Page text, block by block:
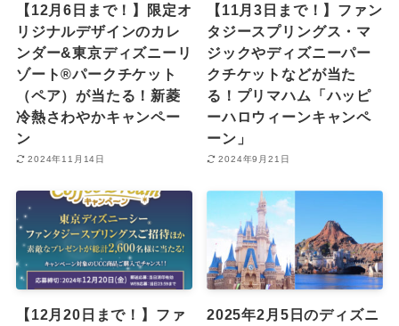
【12月6日まで！】限定オ
リジナルデザインのカレ
ンダー&東京ディズニーリ
ゾート®︎パークチケット
（ペア）が当たる！新菱
冷熱さわやかキャンペー
ン
2024年11月14日
【11月3日まで！】ファン
タジースプリングス・マ
ジックやディズニーパー
クチケットなどが当た
る！プリマハム「ハッピ
ーハロウィーンキャンペ
ーン」
2024年9月21日
【12月20日まで！】ファ
2025年2月5日のディズニ